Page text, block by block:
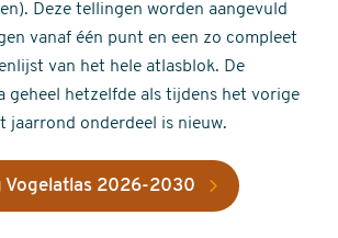
Deze tellingen worden aangevuld
vanaf één punt en een zo compleet
van het hele atlasblok. De
geheel hetzelfde als tijdens het vorige
jaarrond onderdeel is nieuw.
Vogelatlas 2026-2030